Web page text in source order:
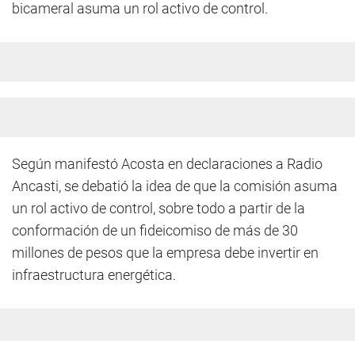
bicameral asuma un rol activo de control.
Según manifestó Acosta en declaraciones a Radio
Ancasti, se debatió la idea de que la comisión asuma
un rol activo de control, sobre todo a partir de la
conformación de un fideicomiso de más de 30
millones de pesos que la empresa debe invertir en
infraestructura energética.